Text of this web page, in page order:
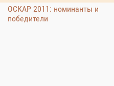
ОСКАР 2011: номинанты и
победители